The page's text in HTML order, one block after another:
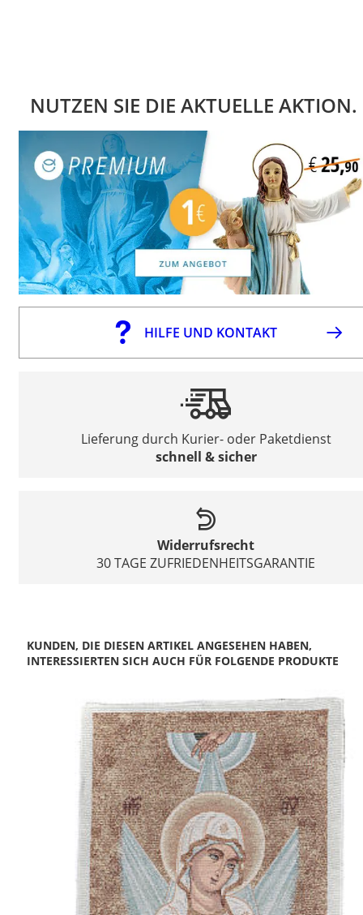
NUTZEN SIE DIE AKTUELLE AKTION.
HILFE UND KONTAKT
Lieferung durch Kurier- oder Paketdienst
schnell & sicher
Widerrufsrecht
30 TAGE ZUFRIEDENHEITSGARANTIE
KUNDEN, DIE DIESEN ARTIKEL ANGESEHEN HABEN,
INTERESSIERTEN SICH AUCH FÜR FOLGENDE PRODUKTE